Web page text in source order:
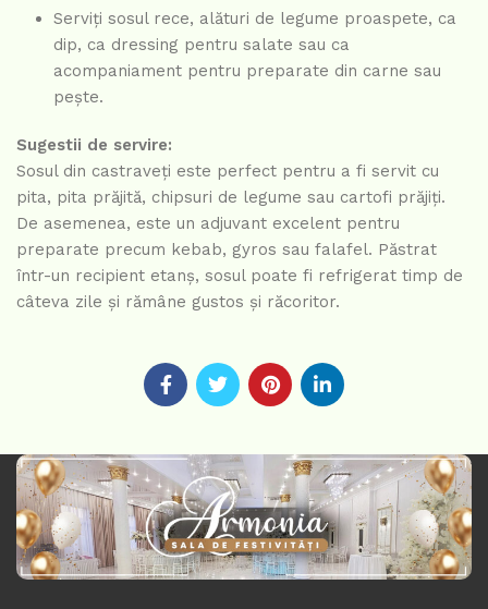
Serviți sosul rece, alături de legume proaspete, ca
dip, ca dressing pentru salate sau ca
acompaniament pentru preparate din carne sau
pește.
Sugestii de servire:
Sosul din castraveți este perfect pentru a fi servit cu
pita, pita prăjită, chipsuri de legume sau cartofi prăjiți.
De asemenea, este un adjuvant excelent pentru
preparate precum kebab, gyros sau falafel. Păstrat
într-un recipient etanș, sosul poate fi refrigerat timp de
câteva zile și rămâne gustos și răcoritor.